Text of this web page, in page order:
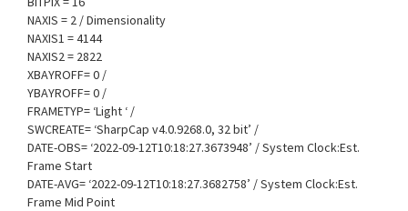
NAXIS = 2 / Dimensionality
NAXIS1 = 4144
NAXIS2 = 2822
XBAYROFF= 0 /
YBAYROFF= 0 /
FRAMETYP= ‘Light ‘ /
SWCREATE= ‘SharpCap v4.0.9268.0, 32 bit’ /
DATE-OBS= ‘2022-09-12T10:18:27.3673948’ / System Clock:Est.
Frame Start
DATE-AVG= ‘2022-09-12T10:18:27.3682758’ / System Clock:Est.
Frame Mid Point